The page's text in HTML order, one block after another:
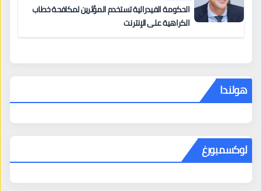
الحكومة الفيدرالية تستخدم المؤثرين لمكافحة خطاب
الكراهية على الإنترنت
هولندا
لوكسمبورغ